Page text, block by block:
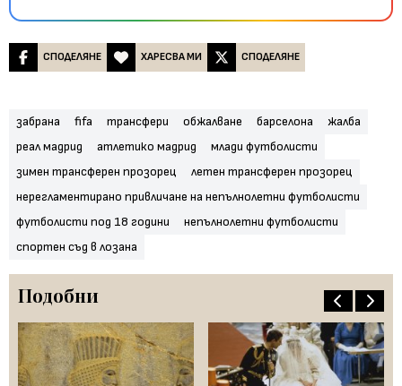
СПОДЕЛЯНЕ ХАРЕСВА МИ СПОДЕЛЯНЕ
забрана fifa трансфери обжалване барселона
жалба
реал мадрид
атлетико мадрид
млади футболисти
зимен трансферен прозорец
летен трансферен прозорец
нерегламентирано привличане на непълнолетни футболисти
футболисти под 18 години
непълнолетни футболисти
спортен съд в лозана
Подобни